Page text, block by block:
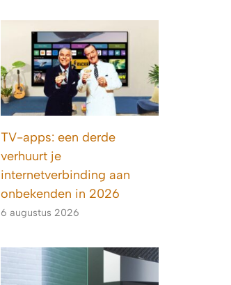
TV-apps: een derde
verhuurt je
internetverbinding aan
onbekenden in 2026
6 augustus 2026